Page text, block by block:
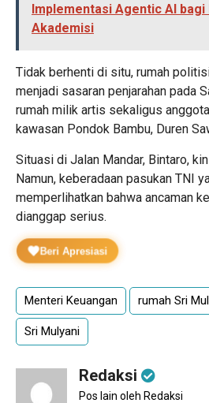
Implementasi Agentic AI
Akademisi
Tidak berhenti di situ, rumah
menjadi sasaran penjarahan pada
rumah milik artis sekaligus
kawasan Pondok Bambu, Duren
Situasi di Jalan Mandar, Bintaro,
Namun, keberadaan pasukan TNI
memperlihatkan bahwa ancaman
dianggap serius.
Beri Apresiasi
Menteri Keuangan rumah Sri
Sri Mulyani
Redaksi
Pos lain oleh Redaksi